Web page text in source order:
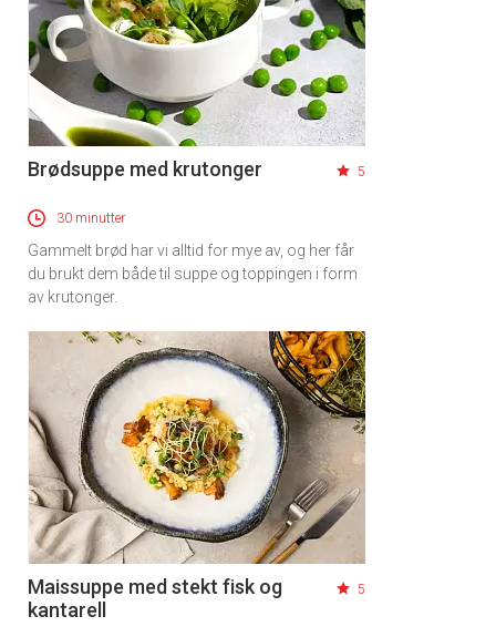
Brødsuppe med krutonger 5
30 minutter
Gammelt brød har vi alltid for mye av, og her får
du brukt dem både til suppe og toppingen i form
av krutonger.
Maissuppe med stekt fisk og
kantarell
5